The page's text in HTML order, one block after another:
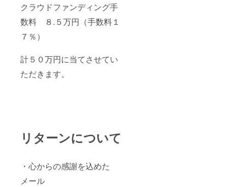
クラウドファンディング手
数料 ８.５万円（手数料１
７％）
計５０万円に当てさせてい
ただきます。
リターンについて
・心からの感謝を込めた
メール